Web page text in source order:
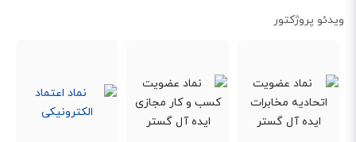
شبکه وصل کرده و بدون نیاز به آداپتور برق، آن را روشن کنید.
پشتیبانی از Qos
ارائه كيفيت خدمات (QoS) از طريق شبكه‌هاي IP، به يك جنبه مهم در
ویدئو پروژکتور